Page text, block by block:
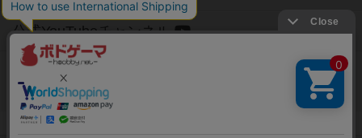
公式YouTubeチャンネル